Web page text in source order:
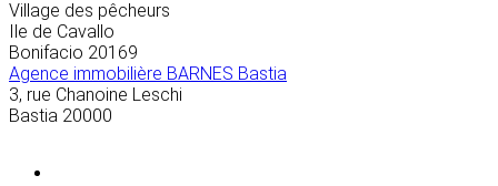
Village des pêcheurs
Ile de Cavallo
Bonifacio 20169
Agence immobilière BARNES Bastia
3, rue Chanoine Leschi
Bastia 20000